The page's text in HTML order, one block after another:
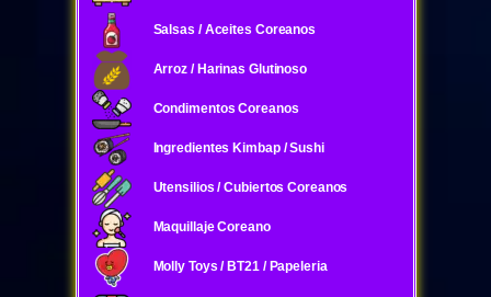
Salsas / Aceites Coreanos
Arroz / Harinas Glutinoso
Condimentos Coreanos
Ingredientes Kimbap / Sushi
Utensilios / Cubiertos Coreanos
Maquillaje Coreano
Molly Toys / BT21 / Papeleria